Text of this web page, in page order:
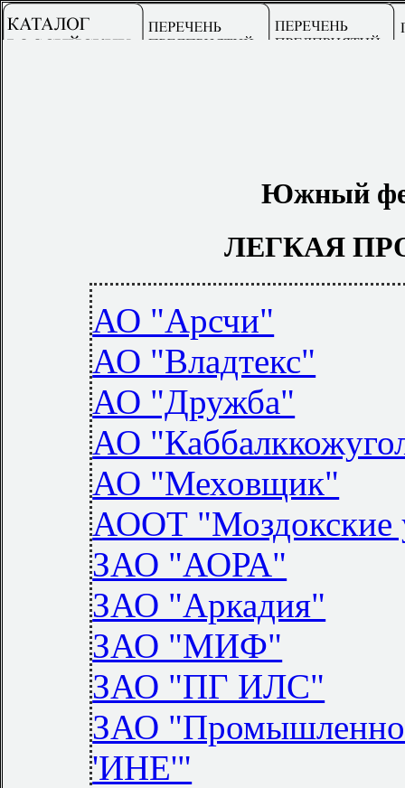
Южный
ЛЕГКАЯ
АО "Арсчи"
АО "Владтекс"
АО "Дружба"
АО
АО "Меховщик"
АООТ "Моздокские
ЗАО "АОРА"
ЗАО "Аркадия"
ЗАО "МИФ"
ЗАО "ПГ ИЛС"
ЗАО
'ИНЕ'"